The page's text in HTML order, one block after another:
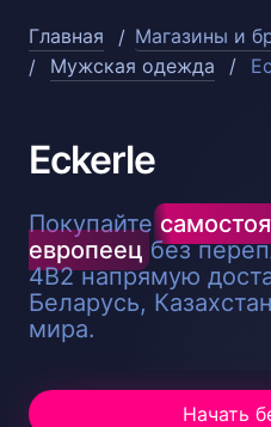
Главная
Магазины и
Мужская одежда
Eckerle
Покупайте
европеец без
4B2 напрямую
Беларусь,
мира.
Начать